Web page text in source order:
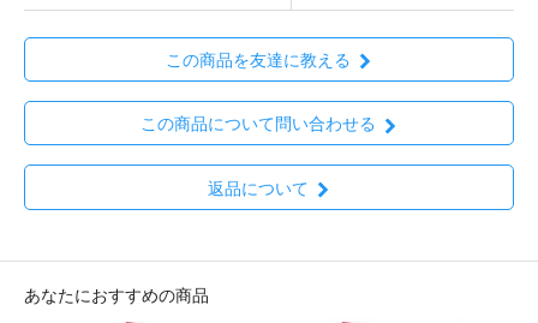
この商品を友達に教える
この商品について問い合わせる
返品について
あなたにおすすめの商品